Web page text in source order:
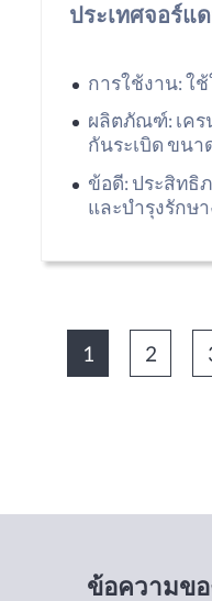
ประเทศจอร์แ
การใช้งาน: ใ
ผลิตภัณฑ์: เคร
กันระเบิด ขนา
ข้อดี: ประสิทธิ
และบำรุงรักษ
1 2
ข้อความข